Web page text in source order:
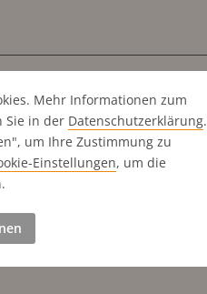
Mehr Informationen zum
Sie in der Datenschutz­erklärung.
um Ihre Zustimmung zu
Einstellungen, um die